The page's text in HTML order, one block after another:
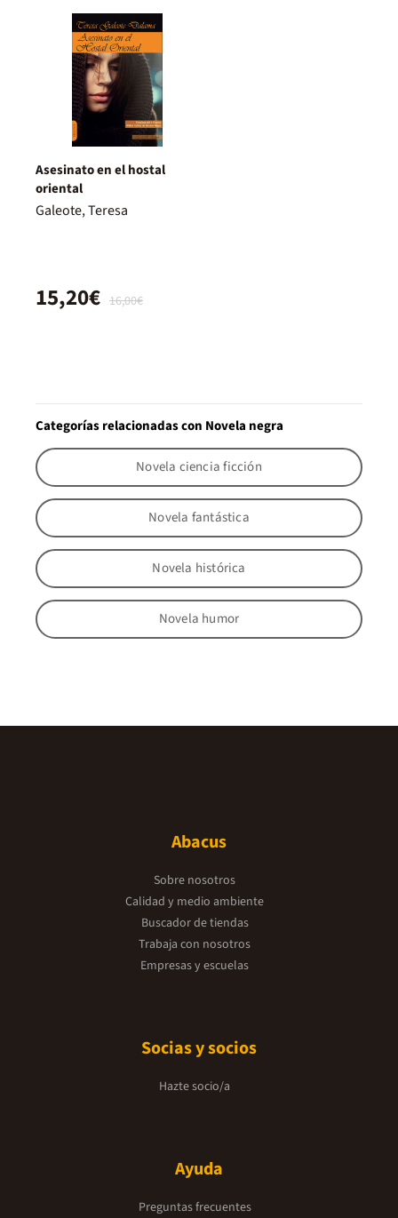
Asesinato en el hostal
oriental
Galeote, Teresa
16,00€
15,20€
Categorías relacionadas con Novela negra
Novela ciencia ficción
Novela fantástica
Novela histórica
Novela humor
Abacus
Sobre nosotros
Calidad y medio ambiente
Buscador de tiendas
Trabaja con nosotros
Empresas y escuelas
Socias y socios
Hazte socio/a
Ayuda
Preguntas frecuentes